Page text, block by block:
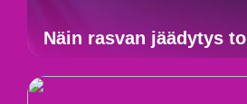
Näin rasvan jäädytys